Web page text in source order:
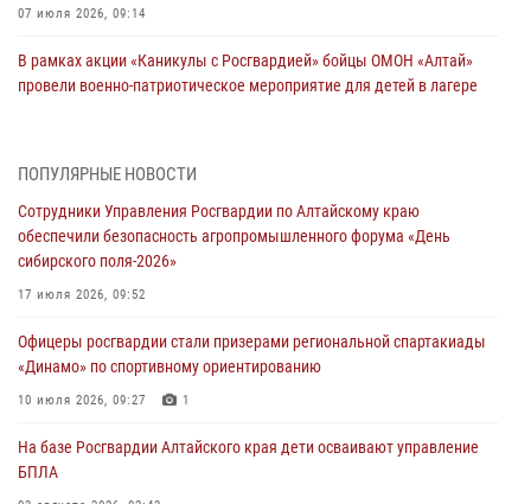
07 июля 2026, 09:14
В рамках акции «Каникулы с Росгвардией» бойцы ОМОН «Алтай»
провели военно-патриотическое мероприятие для детей в лагере
акции «Коробка храбрости»
Сотрудники Росгвардии провели встречу с юными пограничниками
03 июля 2026, 04:03
Управление Росгвардии по Алтайскому краю провело для детей
02 июля 2026, 00:55
ПОПУЛЯРНЫЕ НОВОСТИ
Сотрудники Управления Росгвардии по Алтайскому краю
обеспечили безопасность агропромышленного форума «День
сибирского поля-2026»
17 июля 2026, 09:52
Офицеры росгвардии стали призерами региональной спартакиады
«Динамо» по спортивному ориентированию
10 июля 2026, 09:27 1
На базе Росгвардии Алтайского края дети осваивают управление
БПЛА